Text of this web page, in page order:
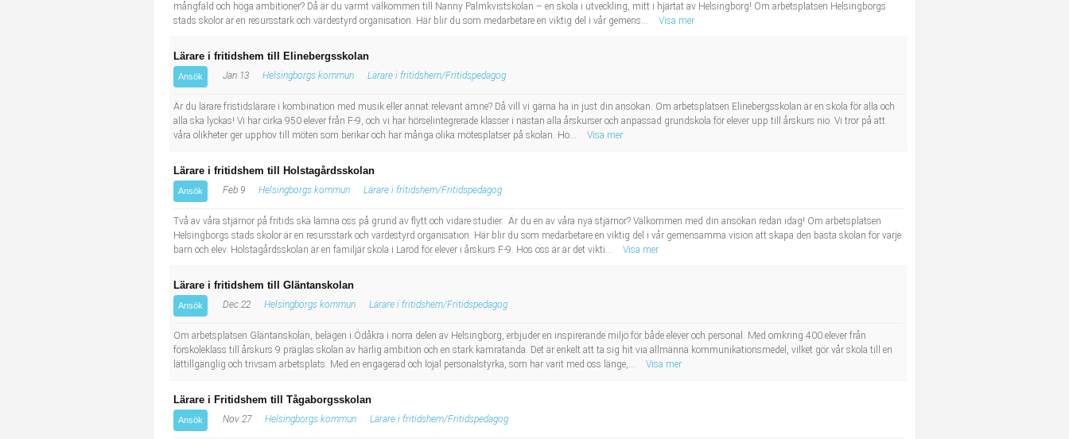
Undersköterska, vård- o specialavd. o mottagning
mångfald och höga ambitioner? Då är du varmt välkommen till Nanny Palmkvistskolan – en skola i utveckling, mitt i hjärtat av Helsingborg! Om arbetsplatsen Helsingborgs
stads skolor är en resursstark och värdestyrd organisation. Här blir du som medarbetare en viktig del i vår gemens...
Visa mer
Lärare i fritidshem till Elinebergsskolan
Ansök Jan 13 Helsingborgs kommun Lärare i fritidshem/Fritidspedagog
Är du lärare fristidslärare i kombination med musik eller annat relevant ämne? Då vill vi gärna ha in just din ansökan. Om arbetsplatsen Elinebergsskolan är en skola för alla och
alla ska lyckas! Vi har cirka 950 elever från F-9, och vi har hörselintegrerade klasser i nästan alla årskurser och anpassad grundskola för elever upp till årskurs nio. Vi tror på att
våra olikheter ger upphov till möten som berikar och har många olika mötesplatser på skolan. Ho...
Visa mer
Lärare i fritidshem till Holstagårdsskolan
Ansök Feb 9 Helsingborgs kommun Lärare i fritidshem/Fritidspedagog
Två av våra stjärnor på fritids ska lämna oss på grund av flytt och vidare studier. Är du en av våra nya stjärnor? Välkommen med din ansökan redan idag! Om arbetsplatsen
Helsingborgs stads skolor är en resursstark och värdestyrd organisation. Här blir du som medarbetare en viktig del i vår gemensamma vision att skapa den bästa skolan för varje
barn och elev. Holstagårdsskolan är en familjär skola i Laröd för elever i årskurs F-9. Hos oss är är det vikti...
Visa mer
Lärare i fritidshem till Gläntanskolan
Ansök Dec 22 Helsingborgs kommun Lärare i fritidshem/Fritidspedagog
Om arbetsplatsen Gläntanskolan, belägen i Ödåkra i norra delen av Helsingborg, erbjuder en inspirerande miljö för både elever och personal. Med omkring 400 elever från
förskoleklass till årskurs 9 präglas skolan av härlig ambition och en stark kamratanda. Det är enkelt att ta sig hit via allmänna kommunikationsmedel, vilket gör vår skola till en
lättillgänglig och trivsam arbetsplats. Med en engagerad och lojal personalstyrka, som har varit med oss länge,...
Visa mer
Lärare i Fritidshem till Tågaborgsskolan
Ansök Nov 27 Helsingborgs kommun Lärare i fritidshem/Fritidspedagog